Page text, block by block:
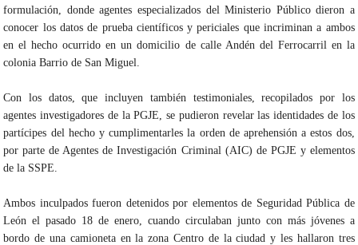
formulación, donde agentes especializados del Ministerio Público dieron a
conocer los datos de prueba científicos y periciales que incriminan a ambos
en el hecho ocurrido en un domicilio de calle Andén del Ferrocarril en la
colonia Barrio de San Miguel.
Con los datos, que incluyen también testimoniales, recopilados por los
agentes investigadores de la PGJE, se pudieron revelar las identidades de los
partícipes del hecho y cumplimentarles la orden de aprehensión a estos dos,
por parte de Agentes de Investigación Criminal (AIC) de PGJE y elementos
de la SSPE.
Ambos inculpados fueron detenidos por elementos de Seguridad Pública de
León el pasado 18 de enero, cuando circulaban junto con más jóvenes a
bordo de una camioneta en la zona Centro de la ciudad y les hallaron tres